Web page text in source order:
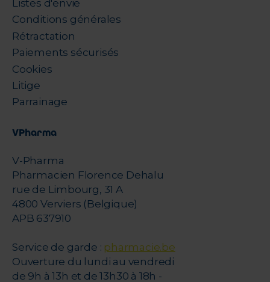
Listes d'envie
Conditions générales
Rétractation
Paiements sécurisés
Cookies
Litige
Parrainage
VPharma
V-Pharma
Pharmacien Florence Dehalu
rue de Limbourg, 31 A
4800 Verviers (Belgique)
APB 637910
Service de garde : pharmacie.be
Ouverture du lundi au vendredi
de 9h à 13h et de 13h30 à 18h -